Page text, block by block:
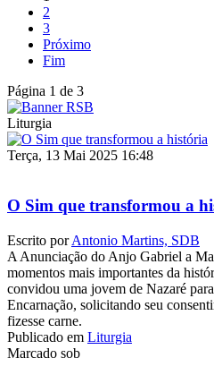
2
3
Próximo
Fim
Página 1 de 3
Liturgia
Terça, 13 Mai 2025 16:48
O Sim que transformou a
Escrito porAntonio Martins, SDB
A Anunciação do Anjo Gabriel a
momentos mais importantes da
convidou uma jovem de Nazaré
Encarnação, solicitando seu
fizesse carne.
Publicado em Liturgia
Marcado sob